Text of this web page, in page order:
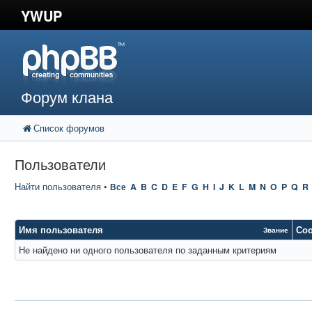
YWUP
Форум клана
Список форумов
Пользователи
Найти пользователя • Все A B C D E F G H I J K L M N O P Q R
Имя пользователя
Звание
Не найдено ни одного пользователя по заданным критериям